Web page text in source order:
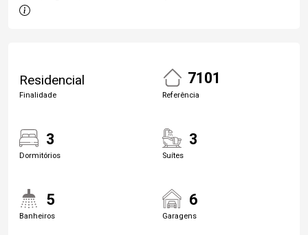
Residencial
Finalidade
7101
Referência
3
Dormitórios
3
Suítes
5
Banheiros
6
Garagens